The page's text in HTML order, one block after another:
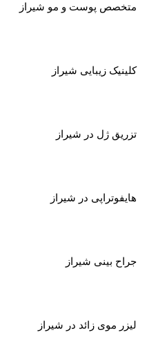
متخصص پوست و مو شیراز
کلینیک زیبایی شیراز
تزریق ژل در شیراز
هایفوتراپی در شیراز
جراح بینی شیراز
لیزر موی زائد در شیراز